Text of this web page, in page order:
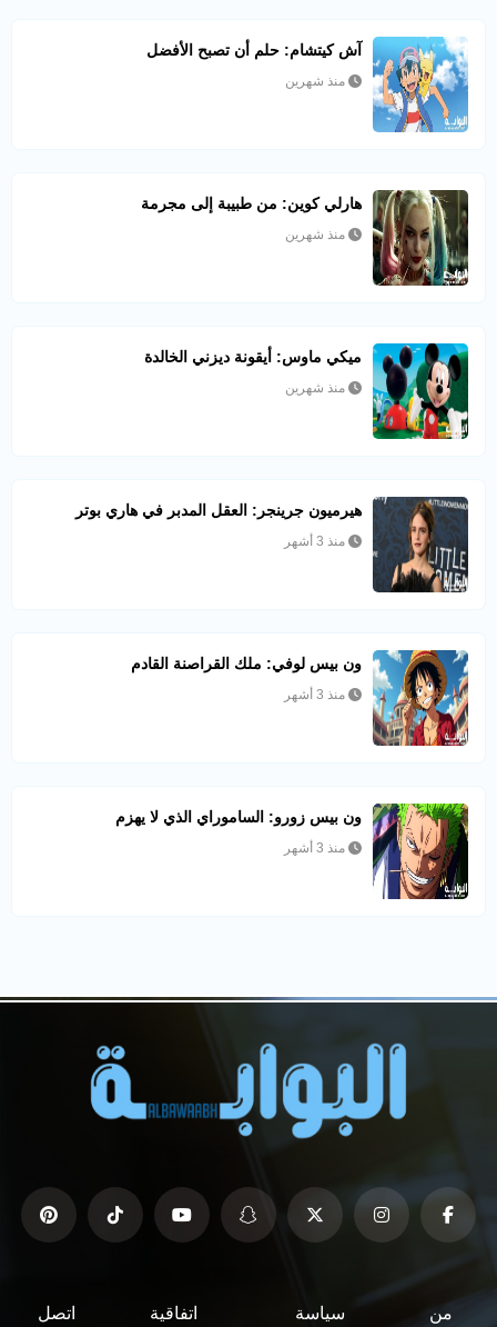
آش كيتشام: حلم أن تصبح الأفضل
منذ شهرين
هارلي كوين: من طبيبة إلى مجرمة
منذ شهرين
ميكي ماوس: أيقونة ديزني الخالدة
منذ شهرين
هيرميون جرينجر: العقل المدبر في هاري بوتر
منذ 3 أشهر
ون بيس لوفي: ملك القراصنة القادم
منذ 3 أشهر
ون بيس زورو: الساموراي الذي لا يهزم
منذ 3 أشهر
من سياسة اتفاقية اتصل